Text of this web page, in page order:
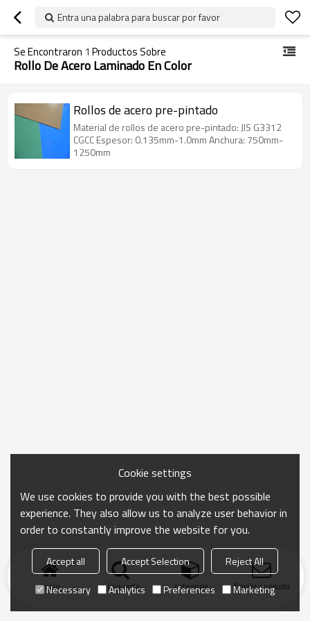
Entra una palabra para buscar por favor
Se Encontraron 1 Productos Sobre
Rollo De Acero Laminado En Color
Rollos de acero pre-pintado
Material de rollos de acero pre-pintado: JIS G3312
CGCC Espesor: 0.135mm-1.0mm Anchura: 750mm-
1250mm
Inicio búsqueda categoría Enviar consulta
Cookie settings
We use cookies to provide you with the best possible
experience. They also allow us to analyze user behavior in
order to constantly improve the website for you.
Accept all Accept Selection
Reject All
Necessary
Analytics Preferences Marketing